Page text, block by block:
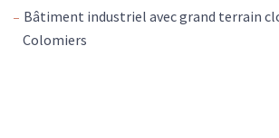
Bâtiment industriel avec grand terrain
Colomiers